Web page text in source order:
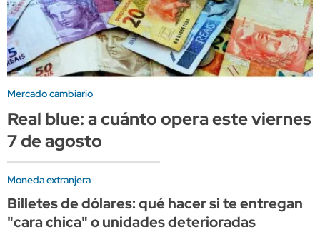
Mercado cambiario
Real blue: a cuánto opera este viernes
7 de agosto
Moneda extranjera
Billetes de dólares: qué hacer si te entregan
"cara chica" o unidades deterioradas